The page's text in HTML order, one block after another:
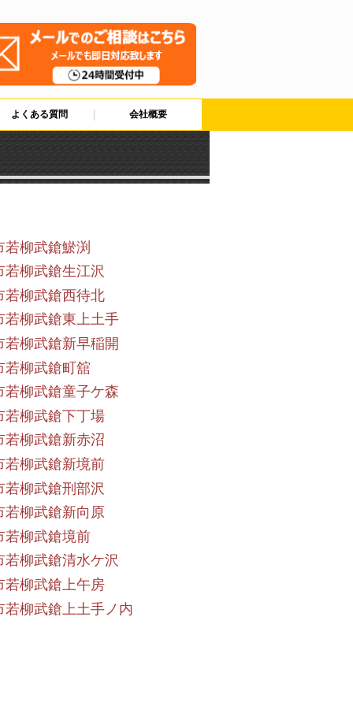
よくある質問 会社概要
柳武鎗鯲渕
若柳武鎗生江沢
若柳武鎗西待北
若柳武鎗東上土手
若柳武鎗新早稲開
若柳武鎗町舘
若柳武鎗童子ケ森
若柳武鎗下丁場
若柳武鎗新赤沼
若柳武鎗新境前
若柳武鎗刑部沢
若柳武鎗新向原
若柳武鎗境前
若柳武鎗清水ケ沢
若柳武鎗上午房
若柳武鎗上土手ノ内